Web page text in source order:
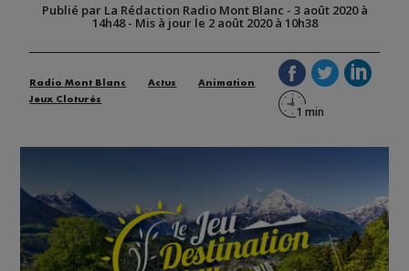
Publié par La Rédaction Radio Mont Blanc - 3 août 2020 à
14h48- Mis à jour le 2 août 2020 à 10h38
Radio Mont Blanc Actus
Animation
Jeux Cloturés